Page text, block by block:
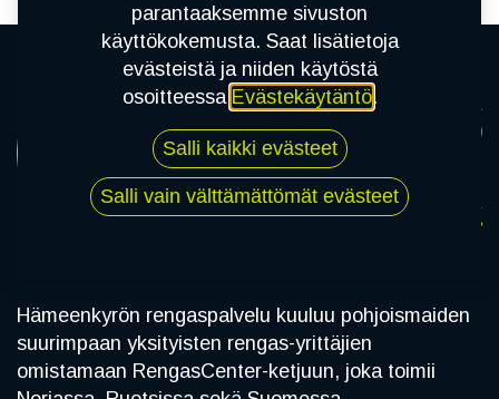
Hämeenkyrön rengaspalvelu kuuluu pohjoismaiden
suurimpaan yksityisten rengas-yrittäjien
omistamaan RengasCenter-ketjuun, joka toimii
parantaaksemme sivuston
käyttökokemusta. Saat lisätietoja
evästeistä ja niiden käytöstä
osoitteessa Evästekäytäntö.
Salli kaikki evästeet
Salli vain välttämättömät evästeet